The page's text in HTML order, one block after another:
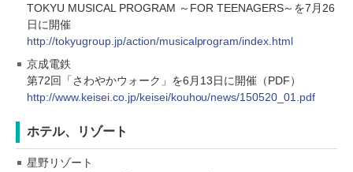
TOKYU MUSICAL PROGRAM ～FOR TEENAGERS～を7月26
日に開催
http://tokyugroup.jp/action/musicalprogram/index.html
京成電鉄
第72回「さわやかウォーク」を6月13日に開催（PDF）
http://www.keisei.co.jp/keisei/kouhou/news/150520_01.pdf
ホテル、リゾート
星野リゾート